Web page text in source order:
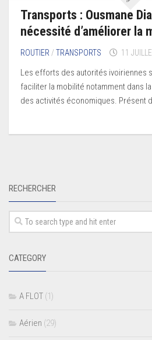
Transports : Ousmane
nécessité d’améliorer la
ROUTIER /TRANSPORTS 11
Les efforts des autorités ivoiriennes
faciliter la mobilité notamment dans
des activités économiques. Présent
RECHERCHER
CATEGORY
A FLOT (1)
Aérien (29)